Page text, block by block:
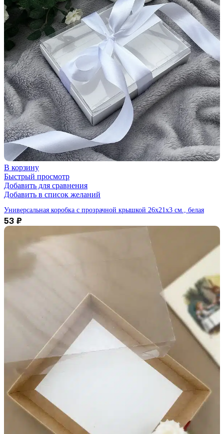
В корзину
Быстрый просмотр
Добавить для сравнения
Добавить в список желаний
Универсальная коробка с прозрачной крышкой 26х21х3 см., белая
53 ₽